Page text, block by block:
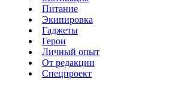
Питание
Экипировка
Гаджеты
Герои
Личный опыт
От редакции
Спецпроект